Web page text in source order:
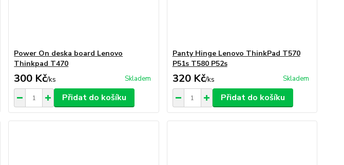
Power On deska board Lenovo
Thinkpad T470
300 Kč/ks Skladem
Přidat do košíku
Panty Hinge Lenovo ThinkPad T570
P51s T580 P52s
320 Kč/ks Skladem
Přidat do košíku